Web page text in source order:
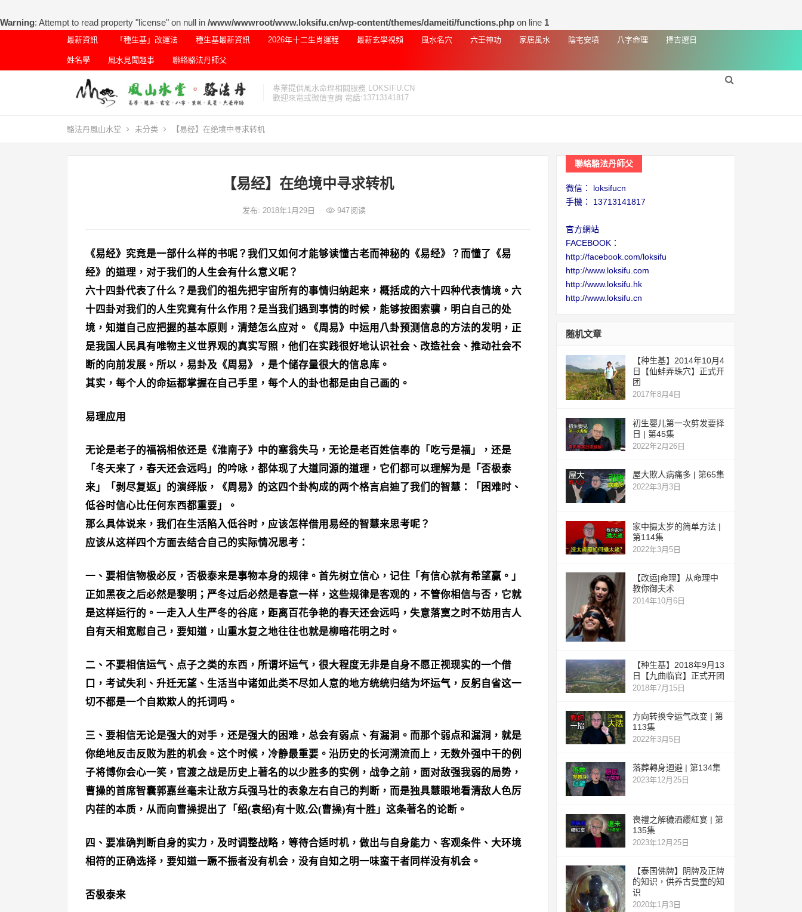
Warning: Attempt to read property "license" on null in /www/wwwroot/www.loksifu.cn/wp-content/themes/dameiti/functions.php on line 1
最新資訊 「種生基」改運法 種生基最新資訊 2026年十二生肖運程 最新玄學視頻 風水名穴 六壬神功 家居風水 陰宅安墳 八字命理 擇吉選日
姓名學 風水見聞趣事 聯絡駱法丹師父
專業提供風水命理相關服務 LOKSIFU.CN
歡迎來電或微信查詢 電話:13713141817
駱法丹風山水堂 未分类 【易经】在绝境中寻求转机
【易经】在绝境中寻求转机
发布: 2018年1月29日 947阅读
《易经》究竟是一部什么样的书呢？我们又如何才能够读懂古老而神秘的《易经》？而懂了《易
经》的道理，对于我们的人生会有什么意义呢？
六十四卦代表了什么？是我们的祖先把宇宙所有的事情归纳起来，概括成的六十四种代表情境。六
十四卦对我们的人生究竟有什么作用？是当我们遇到事情的时候，能够按图索骥，明白自己的处
境，知道自己应把握的基本原则，清楚怎么应对。《周易》中运用八卦预测信息的方法的发明，正
是我国人民具有唯物主义世界观的真实写照，他们在实践很好地认识社会、改造社会、推动社会不
断的向前发展。所以，易卦及《周易》，是个储存量很大的信息库。
其实，每个人的命运都掌握在自己手里，每个人的卦也都是由自己画的。
易理应用
无论是老子的福祸相依还是《淮南子》中的塞翁失马，无论是老百姓信奉的「吃亏是福」，还是
「冬天来了，春天还会远吗」的吟咏，都体现了大道同源的道理，它们都可以理解为是「否极泰
来」「剥尽复返」的演绎版，《周易》的这四个卦构成的两个格言启迪了我们的智慧：「困难时、
低谷时信心比任何东西都重要」。
那么具体说来，我们在生活陷入低谷时，应该怎样借用易经的智慧来思考呢？
应该从这样四个方面去结合自己的实际情况思考：
一、要相信物极必反，否极泰来是事物本身的规律。首先树立信心，记住「有信心就有希望赢。」
正如黑夜之后必然是黎明；严冬过后必然是春意一样，这些规律是客观的，不管你相信与否，它就
是这样运行的。一走入人生严冬的谷底，距离百花争艳的春天还会远吗，失意落寞之时不妨用吉人
自有天相宽慰自己，要知道，山重水复之地往往也就是柳暗花明之时。
二、不要相信运气、点子之类的东西，所谓坏运气，很大程度无非是自身不愿正视现实的一个借
口，考试失利、升迁无望、生活当中诸如此类不尽如人意的地方统统归结为坏运气，反躬自省这一
切不都是一个自欺欺人的托词吗。
三、要相信无论是强大的对手，还是强大的困难，总会有弱点、有漏洞。而那个弱点和漏洞，就是
你绝地反击反败为胜的机会。这个时候，冷静最重要。沿历史的长河溯流而上，无数外强中干的例
子将博你会心一笑，官渡之战是历史上著名的以少胜多的实例，战争之前，面对敌强我弱的局势，
曹操的首席智囊郭嘉丝毫未让敌方兵强马壮的表象左右自己的判断，而是独具慧眼地看清敌人色厉
内荏的本质，从而向曹操提出了「绍(袁绍)有十败,公(曹操)有十胜」这条著名的论断。
四、要准确判断自身的实力，及时调整战略，等待合适时机，做出与自身能力、客观条件、大环境
相符的正确选择，要知道一蹶不振者没有机会，没有自知之明一味蛮干者同样没有机会。
否极泰来
聯絡駱法丹師父
微信： loksifucn
手機： 13713141817
官方網站
FACEBOOK：
http://facebook.com/loksifu
http://www.loksifu.com
http://www.loksifu.hk
http://www.loksifu.cn
随机文章
【种生基】2014年10月4
日【仙蚌弄珠穴】正式开
团
2017年8月4日
初生婴儿第一次剪发要择
日 | 第45集
2022年2月26日
屋大欺人病痛多 | 第65集
2022年3月3日
家中摄太岁的简单方法 |
第114集
2022年3月5日
【改运|命理】从命理中
教你御夫术
2014年10月6日
【种生基】2018年9月13
日【九曲临官】正式开团
2018年7月15日
方向转换令运气改变 | 第
113集
2022年3月5日
落葬轉身迴避 | 第134集
2023年12月25日
喪禮之解穢酒纓紅宴 | 第
135集
2023年12月25日
【泰国佛牌】阴牌及正牌
的知识，供养古曼童的知
识
2020年1月3日